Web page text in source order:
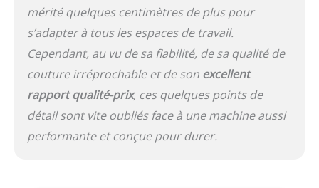
mérité quelques centimètres de plus pour
s’adapter à tous les espaces de travail.
Cependant, au vu de sa fiabilité, de sa qualité de
couture irréprochable et de son excellent
rapport qualité-prix, ces quelques points de
détail sont vite oubliés face à une machine aussi
performante et conçue pour durer.